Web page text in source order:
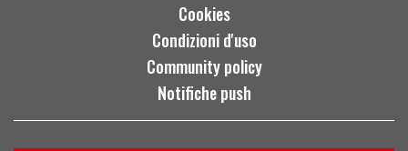
Cookies
Condizioni d'uso
Community policy
Notifiche push